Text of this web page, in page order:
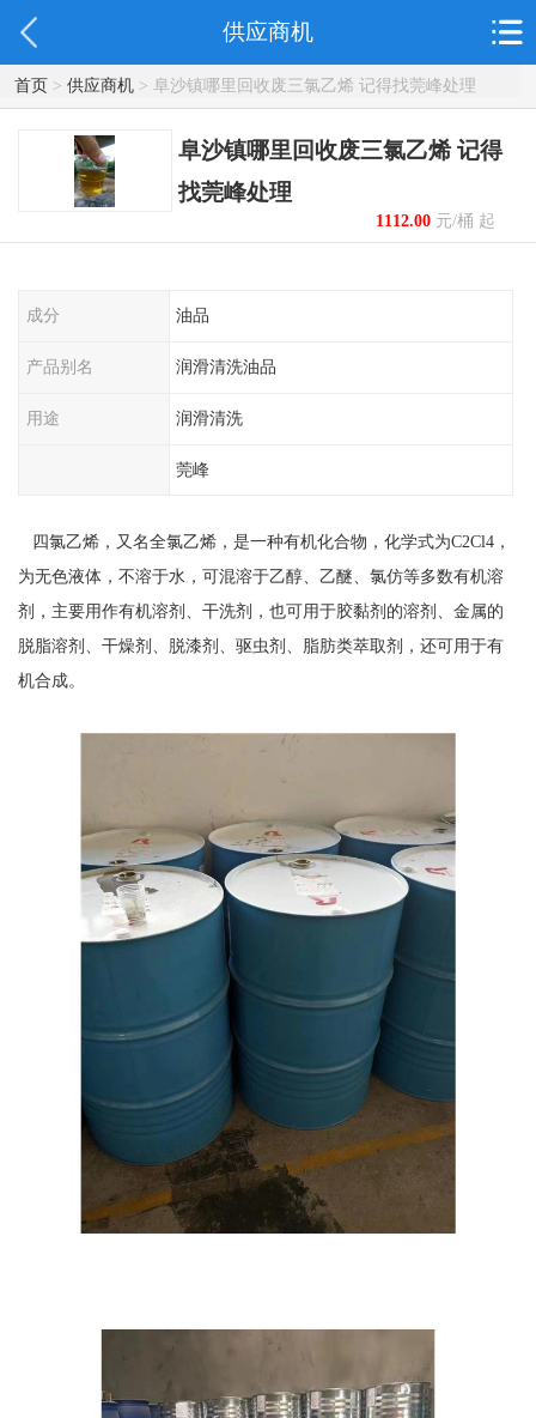
供应商机
首页> 供应商机> 阜沙镇哪里回收废三氯乙烯 记得找莞峰处理
阜沙镇哪里回收废三氯乙烯 记得
找莞峰处理
1112.00元/桶 起
成分 油品
产品别名 润滑清洗油品
用途 润滑清洗
莞峰
四氯乙烯，又名全氯乙烯，是一种有机化合物，化学式为C2Cl4，
为无色液体，不溶于水，可混溶于乙醇、乙醚、氯仿等多数有机溶
剂，主要用作有机溶剂、干洗剂，也可用于胶黏剂的溶剂、金属的
脱脂溶剂、干燥剂、脱漆剂、驱虫剂、脂肪类萃取剂，还可用于有
机合成。